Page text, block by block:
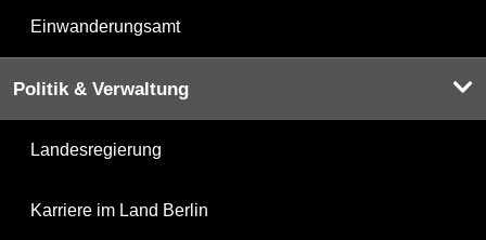
Einwanderungsamt
Politik & Verwaltung
Landesregierung
Karriere im Land Berlin